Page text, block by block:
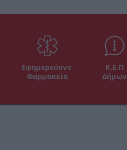
Εφημερεύοντα
Φαρμακεία
Κ.Ε.Π
Δήμων